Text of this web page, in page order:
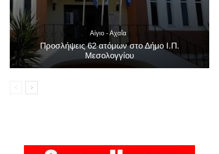
Αίγιο - Αχαΐα
Προσλήψεις 62 ατόμων στο Δήμο Ι.Π.
Μεσολογγίου